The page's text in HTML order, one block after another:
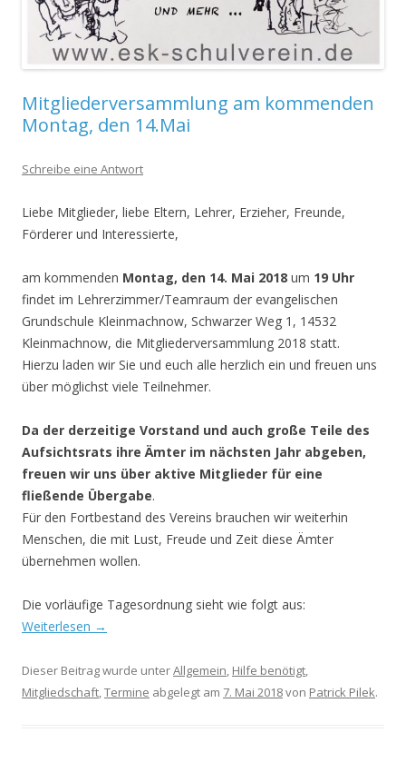
Mitgliederversammlung am kommenden
Montag, den 14.Mai
Schreibe eine Antwort
Liebe Mitglieder, liebe Eltern, Lehrer, Erzieher, Freunde,
Förderer und Interessierte,
am kommenden Montag, den 14. Mai 2018 um 19 Uhr
findet im Lehrerzimmer/Teamraum der evangelischen
Grundschule Kleinmachnow, Schwarzer Weg 1, 14532
Kleinmachnow, die Mitgliederversammlung 2018 statt.
Hierzu laden wir Sie und euch alle herzlich ein und freuen uns
über möglichst viele Teilnehmer.
Da der derzeitige Vorstand und auch große Teile des
Aufsichtsrats ihre Ämter im nächsten Jahr abgeben,
freuen wir uns über aktive Mitglieder für eine
fließende Übergabe.
Für den Fortbestand des Vereins brauchen wir weiterhin
Menschen, die mit Lust, Freude und Zeit diese Ämter
übernehmen wollen.
Die vorläufige Tagesordnung sieht wie folgt aus:
Weiterlesen →
Dieser Beitrag wurde unterAllgemein, Hilfe benötigt,
Mitgliedschaft,Termine abgelegt am 7. Mai 2018von Patrick Pilek.